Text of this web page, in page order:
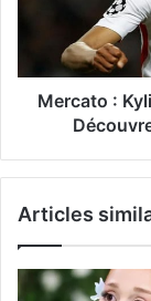
Mercato :
Articles